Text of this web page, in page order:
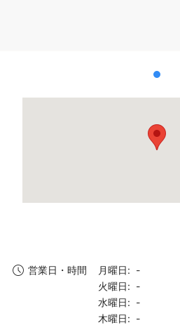
営業日・時間
月曜日: -
火曜日: -
水曜日: -
木曜日: -